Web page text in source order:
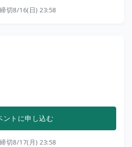
切8/16(日) 23:58
ントに申し込む
切8/17(月) 23:58